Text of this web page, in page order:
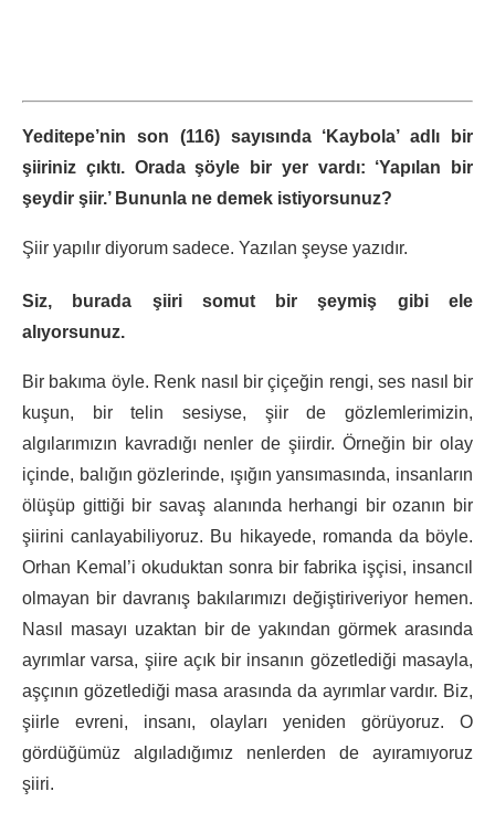
Yeditepe’nin son (116) sayısında ‘Kaybola’ adlı bir
şiiriniz çıktı. Orada şöyle bir yer vardı: ‘Yapılan bir
şeydir şiir.’ Bununla ne demek istiyorsunuz?
Şiir yapılır diyorum sadece. Yazılan şeyse yazıdır.
Siz, burada şiiri somut bir şeymiş gibi ele
alıyorsunuz.
Bir bakıma öyle. Renk nasıl bir çiçeğin rengi, ses nasıl bir
kuşun, bir telin sesiyse, şiir de gözlemlerimizin,
algılarımızın kavradığı nenler de şiirdir. Örneğin bir olay
içinde, balığın gözlerinde, ışığın yansımasında, insanların
ölüşüp gittiği bir savaş alanında herhangi bir ozanın bir
şiirini canlayabiliyoruz. Bu hikayede, romanda da böyle.
Orhan Kemal’i okuduktan sonra bir fabrika işçisi, insancıl
olmayan bir davranış bakılarımızı değiştiriveriyor hemen.
Nasıl masayı uzaktan bir de yakından görmek arasında
ayrımlar varsa, şiire açık bir insanın gözetlediği masayla,
aşçının gözetlediği masa arasında da ayrımlar vardır. Biz,
şiirle evreni, insanı, olayları yeniden görüyoruz. O
gördüğümüz algıladığımız nenlerden de ayıramıyoruz
şiiri.